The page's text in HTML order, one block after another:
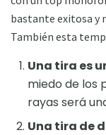
bastante exitosa y
También esta
Una tira es
miedo de los
rayas será
Una tira de